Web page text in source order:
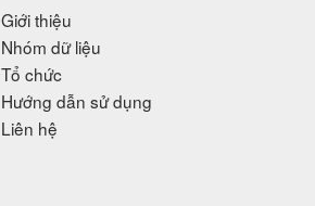
Giới thiệu
Nhóm dữ liệu
Tổ chức
Hướng dẫn sử dụng
Liên hệ